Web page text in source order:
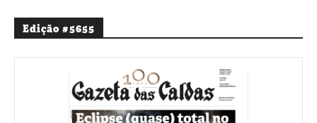
Edição #5655